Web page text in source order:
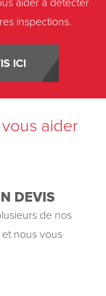
inspections.
ICI
aider
DEVIS
de nos
nous vous